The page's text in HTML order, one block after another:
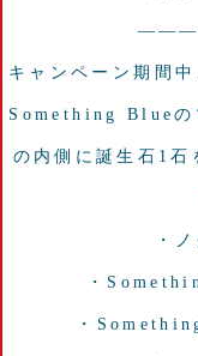
キャンペーン期間
Something Blueの
の内側に誕生石1石
・
・
・